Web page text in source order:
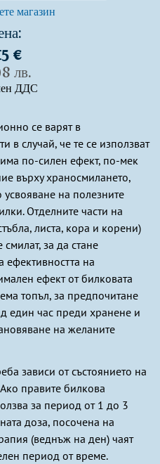
магазин
€
лв.
ДДС
се варят в
в случай, че те се използват
по-силен ефект, по-мек
върху храносмилането,
на полезните
Отделните части на
листа, кора и корени)
за да стане
ефективността на
ефект от билковата
топъл, за предпочитане
един час преди хранене и
на желаните
зависи от състоянието на
правите билкова
за период от 1 до 3
доза, посочена на
(веднъж на ден) чаят
период от време.